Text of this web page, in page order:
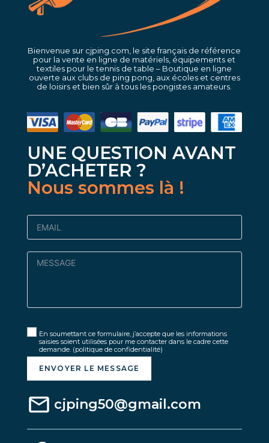
Bienvenue sur cjping.com, le site français de référence
pour la vente en ligne de matériels, équipements et
textiles pour le tennis de table – Boutique en ligne
ouverte aux clubs de ping pong, aux écoles et centres
de loisirs et bien sûr à tous les pongistes amateurs.
UNE QUESTION AVANT
D’ACHETER ?
Nous sommes là !
En soumettant ce formulaire, j’accepte que les informations
saisies soient utilisées pour me contacter dans le cadre cette
demande. (politique de confidentialité)
ENVOYER LE MESSAGE
cjping50@gmail.com